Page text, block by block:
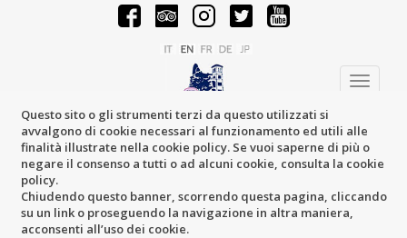
Questo sito o gli strumenti terzi da questo utilizzati si
avvalgono di cookie necessari al funzionamento ed utili alle
finalità illustrate nella cookie policy. Se vuoi saperne di più o
negare il consenso a tutti o ad alcuni cookie, consulta la cookie
policy.
Chiudendo questo banner, scorrendo questa pagina, cliccando
su un link o proseguendo la navigazione in altra maniera,
acconsenti all’uso dei cookie.
Toggle